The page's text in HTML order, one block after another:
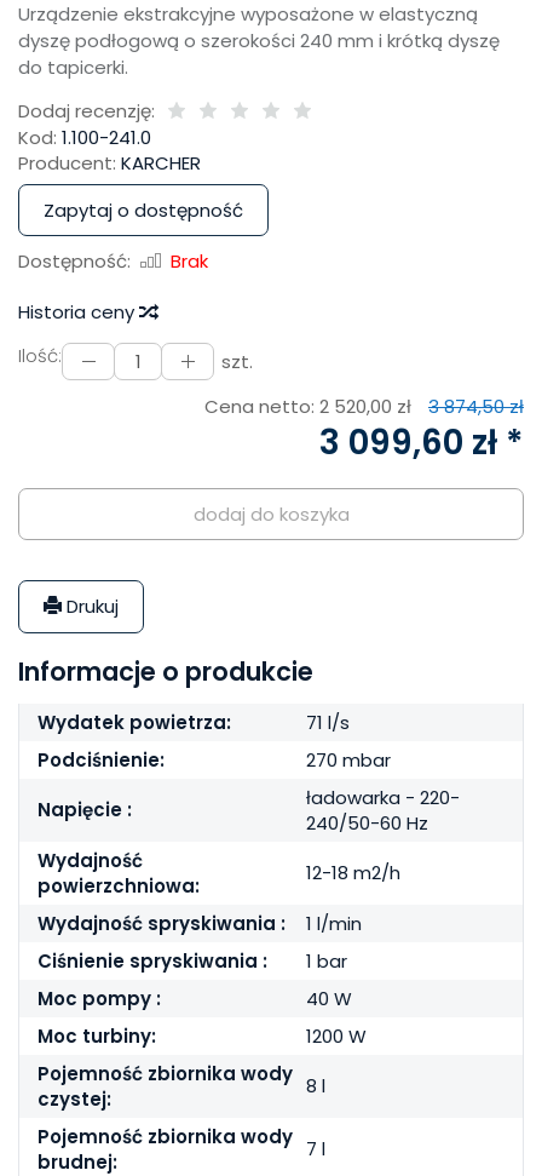
Urządzenie ekstrakcyjne wyposażone w elastyczną
dyszę podłogową o szerokości 240 mm i krótką dyszę
do tapicerki.
Dodaj recenzję:
Kod: 1.100-241.0
Producent: KARCHER
Zapytaj o dostępność
Dostępność:
Brak
Historia ceny
Ilość:
szt.
Cena netto: 2 520,00 zł 3 874,50 zł
3 099,60 zł *
dodaj do koszyka
Drukuj
Informacje o produkcie
Wydatek powietrza:
71 l/s
Podciśnienie:
270 mbar
Napięcie :
ładowarka - 220-
240/50-60 Hz
Wydajność
powierzchniowa:
12-18 m2/h
Wydajność spryskiwania :
1 l/min
Ciśnienie spryskiwania :
1 bar
Moc pompy :
40 W
Moc turbiny:
1200 W
Pojemność zbiornika wody
czystej:
8 l
Pojemność zbiornika wody
brudnej:
7 l